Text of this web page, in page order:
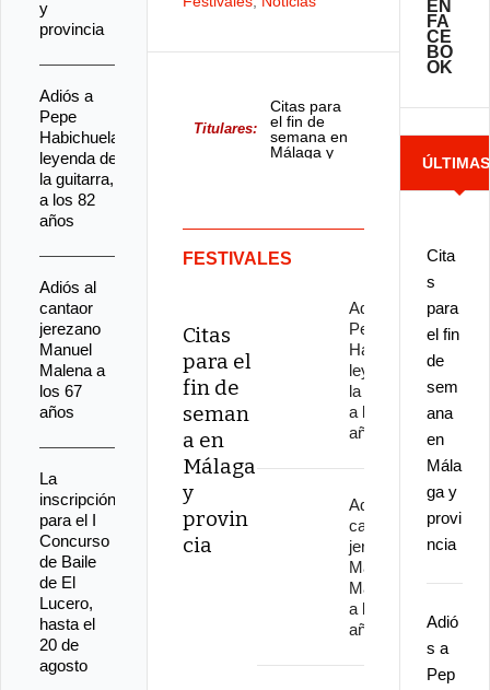
Titulares:
Citas para
el fin de
semana en
Málaga y
FESTIVALES
Citas
para el
fin de
seman
a en
Málaga
y
provin
cia
Adiós a
Pepe
Habichuela,
leyenda de
la guitarra,
a los 82
años
Adiós al
cantaor
jerezano
Manuel
Malena
a los 67
años
EN
FA
CE
BO
OK
ÚLTIMAS
Cita
s
para
el fin
de
sem
ana
en
Mála
ga y
provi
ncia
Adió
s a
Pep
y
provincia
Adiós a
Pepe
Habichuela,
leyenda de
la guitarra,
a los 82
años
Adiós al
cantaor
jerezano
Manuel
Malena a
los 67
años
La
inscripción
para el I
Concurso
de Baile
de El
Lucero,
hasta el
20 de
agosto